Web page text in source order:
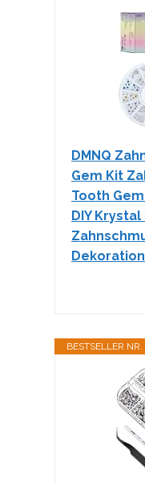
DMNQ
Gem Kit
Tooth
DIY
Dekoration
BESTSELLER NR.